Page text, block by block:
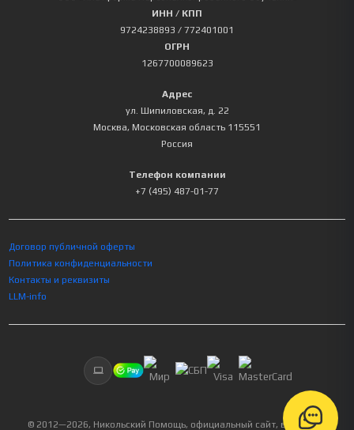
ИНН / КПП
9724238893 / 772401001
ОГРН
1267700089623
Адрес
ул. Шипиловская, д. 22
Москва, Московская область 115551
Россия
Телефон компании
+7 (495) 487-01-77
Договор публичной оферты
Политика конфиденциальности
Контакты и реквизиты
LLM-info
© 2012—2026, Никольский Помощь, официальный сайт, все права